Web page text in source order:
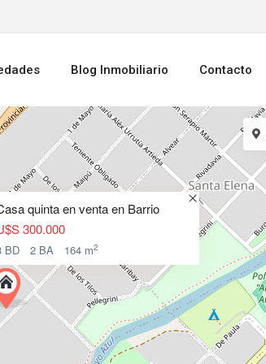
Blog Inmobiliario Contacto
quinta en venta en Barrio
300.000
BD 2 BA 164 m2